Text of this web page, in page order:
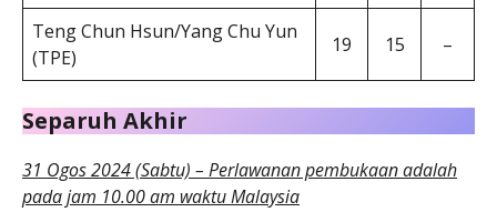
Teng Chun Hsun/Yang Chu Yun
(TPE)
19 15 –
Separuh Akhir
31 Ogos 2024 (Sabtu) – Perlawanan pembukaan adalah
pada jam 10.00 am waktu Malaysia